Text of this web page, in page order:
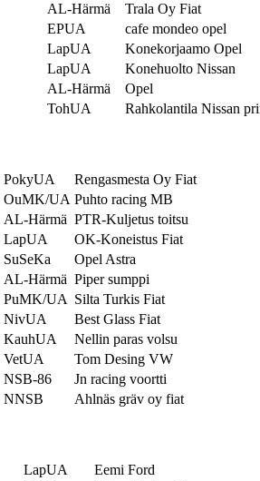
AL-Härmä
Trala Oy Fiat
EPUA
cafe mondeo opel
LapUA
Konekorjaamo Opel
LapUA
Konehuolto Nissan
AL-Härmä
Opel
TohUA
Rahkolantila Nissan
PokyUA
Rengasmesta Oy Fiat
OuMK/UA Puhto racing MB
AL-Härmä PTR-Kuljetus toitsu
LapUA
OK-Koneistus Fiat
SuSeKa
Opel Astra
AL-Härmä Piper sumppi
PuMK/UA Silta Turkis Fiat
NivUA
Best Glass Fiat
KauhUA
Nellin paras volsu
VetUA
Tom Desing VW
NSB-86
Jn racing voortti
NNSB
Ahlnäs gräv oy fiat
LapUA
Eemi Ford